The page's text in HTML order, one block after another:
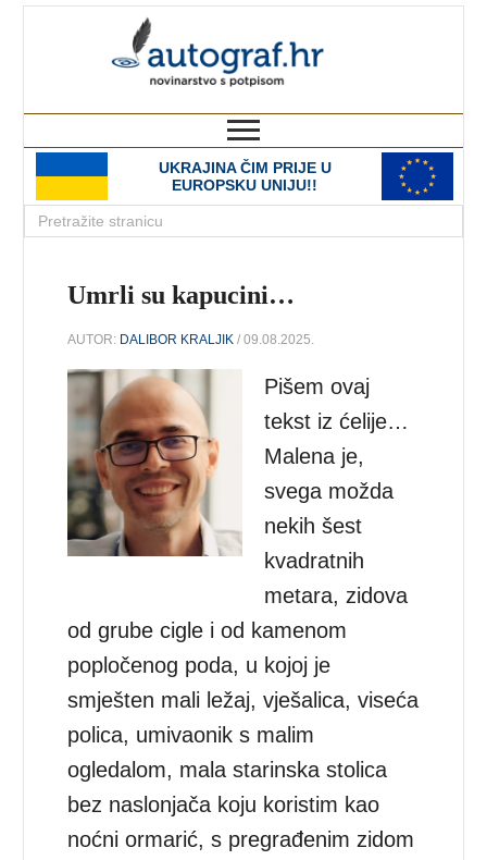
UKRAJINA ČIM PRIJE U
EUROPSKU UNIJU!!
Umrli su kapucini…
AUTOR: DALIBOR KRALJIK / 09.08.2025.
Pišem ovaj
tekst iz ćelije…
Malena je,
svega možda
nekih šest
kvadratnih
metara, zidova
od grube cigle i od kamenom
popločenog poda, u kojoj je
smješten mali ležaj, vješalica, viseća
polica, umivaonik s malim
ogledalom, mala starinska stolica
bez naslonjača koju koristim kao
noćni ormarić, s pregrađenim zidom